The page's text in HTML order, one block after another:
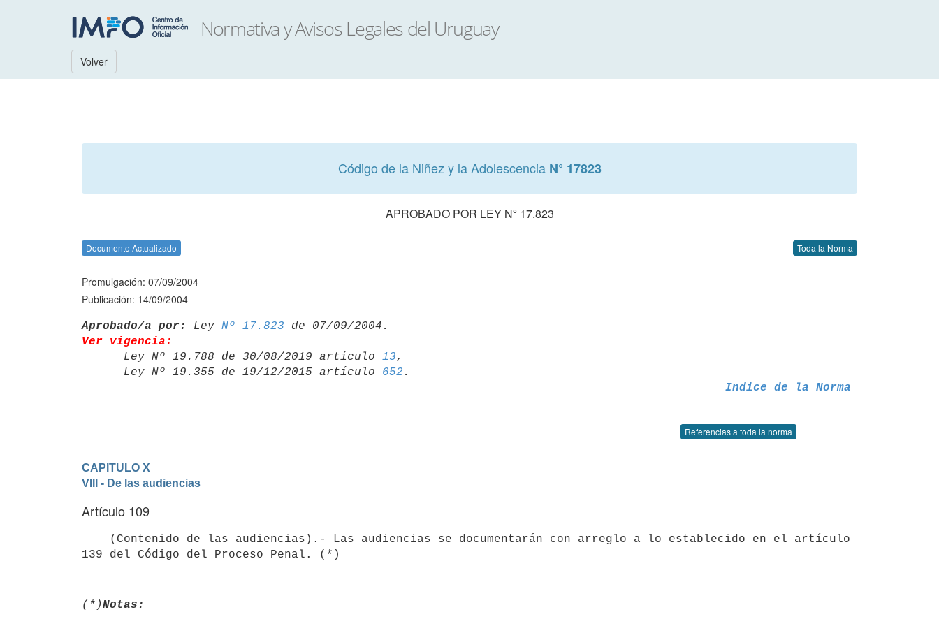
Volver
Código de la Niñez y la Adolescencia N° 17823
APROBADO POR LEY Nº 17.823
Documento Actualizado Toda la Norma
Promulgación: 07/09/2004
Publicación: 14/09/2004
Aprobado/a por: Ley Nº 17.823
Ver vigencia:
Ley Nº 19.788 de 30/08/2019 artículo 13,
      Ley Nº 19.355 de 19/12/2015 artículo
652
Indice de la Norma
Referencias a toda la norma
CAPITULO X
VIII - De las audiencias
Artículo 109
(*)Notas: